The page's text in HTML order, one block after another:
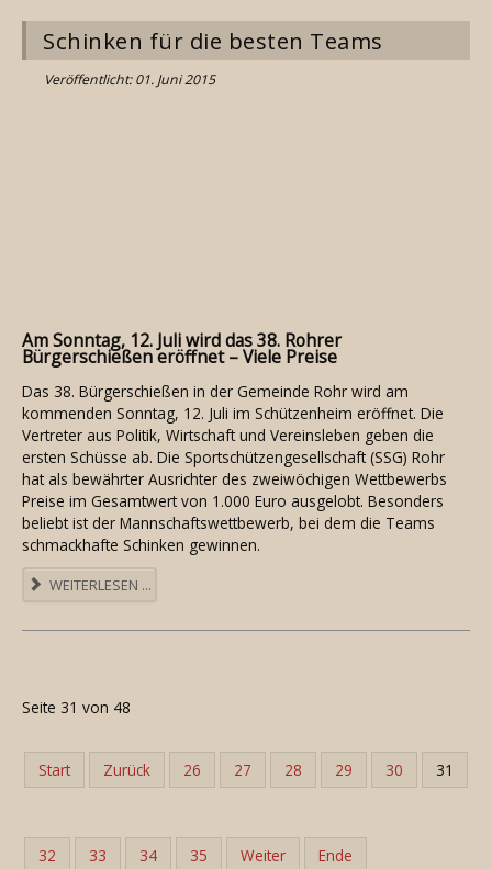
Schinken für die besten Teams
Veröffentlicht: 01. Juni 2015
Am Sonntag, 12. Juli wird das 38. Rohrer
Bürgerschießen eröffnet – Viele Preise
Das 38. Bürgerschießen in der Gemeinde Rohr wird am
kommenden Sonntag, 12. Juli im Schützenheim eröffnet. Die
Vertreter aus Politik, Wirtschaft und Vereinsleben geben die
ersten Schüsse ab. Die Sportschützengesellschaft (SSG) Rohr
hat als bewährter Ausrichter des zweiwöchigen Wettbewerbs
Preise im Gesamtwert von 1.000 Euro ausgelobt. Besonders
beliebt ist der Mannschaftswettbewerb, bei dem die Teams
schmackhafte Schinken gewinnen.
WEITERLESEN ...
Seite 31 von 48
Start Zurück 26 27 28 29 30 31
32 33 34 35 Weiter Ende